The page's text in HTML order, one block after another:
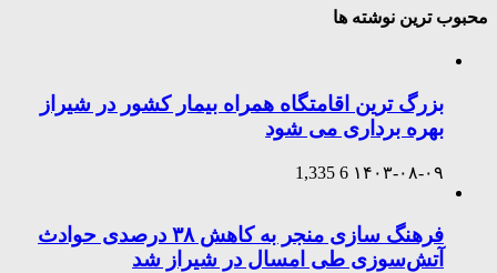
محبوب ترین نوشته ها
بزرگ ترین اقامتگاه همراه بیمار کشور در شیراز
بهره برداری می شود
۱۴۰۳-۰۸-۰۹ 6
1,335
فرهنگ سازی منجر به کاهش ۳۸ درصدی حوادث
آتش‌سوزی طی امسال در شیراز شد